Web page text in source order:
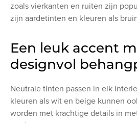
zoals vierkanten en ruiten zijn
zijn aardetinten en kleuren als
Een leuk accent
designvol
Neutrale tinten passen in elk
kleuren als wit en beige kunnen
worden met krachtige details in